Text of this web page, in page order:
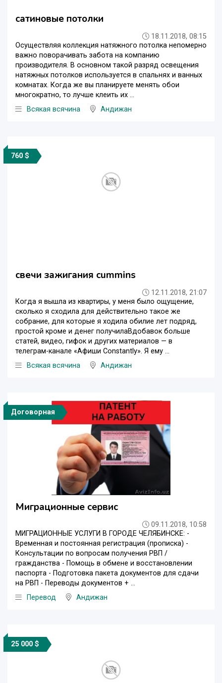
сатиновые потолки
18.11.2018, 08:15
Осуществляя коллекция натяжного потолка непомерно
важно поворачивать забота на компанию
производителя. В основном такой разряд освещения
натяжных потолков используется в спальнях и ванных
комнатах. Когда же вы планируете менять обои
многократно, то лучше клеить их ...
Всякая всячина
Андижан
760 $
свечи зажигания cummins
12.11.2018, 21:07
Когда я вышла из квартиры, у меня было ощущение,
сколько я сходила для действительно такое же
собрание, для которые я ходила обилие лет подряд,
простой кроме и денег получилаВдобавок больше
статей, видео, гифок и других материалов — в
телеграм-канале «Афиши Constantly». Я ему ...
Всякая всячина
Андижан
Договорная
Миграционные сервис
09.11.2018, 10:58
МИГРАЦИОННЫЕ УСЛУГИ В ГОРОДЕ ЧЕЛЯБИНСКЕ: -
Временная и постоянная регистрация (прописка) -
Консультации по вопросам получения РВП /
гражданства - Помощь в обмене и восстановлении
паспорта - Подготовка пакета документов для сдачи
на РВП - Переводы документов + ...
Перевод
Андижан
25 000 $